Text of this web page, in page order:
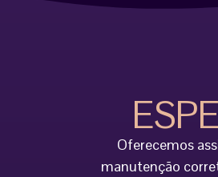
Oferecemos
manutenção